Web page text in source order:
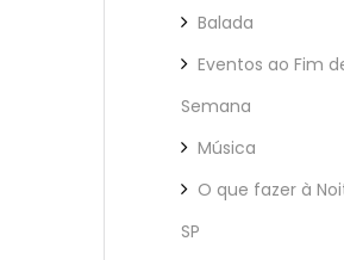
Balada
Eventos ao Fim
Semana
Música
O que fazer à
SP